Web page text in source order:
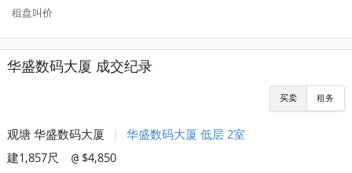
租盘叫价
华盛数码大厦 成交纪录
买卖 租务
观塘 华盛数码大厦
华盛数码大厦 低层 2室
建1,857尺
@ $4,850